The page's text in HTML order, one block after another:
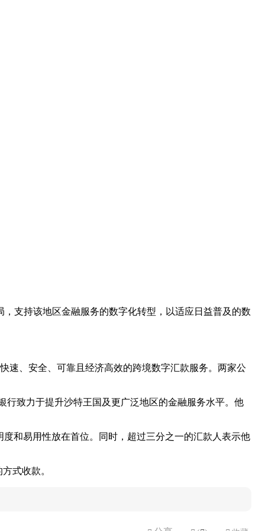
支持该地区金融服务的数字化转型，以适应日益普及的数
速、安全、可靠且经济高效的跨境数字汇款服务。两家公
行致力于提升沙特王国及更广泛地区的金融服务水平。他
和易用性放在首位。同时，超过三分之一的汇款人表示他
式收款。